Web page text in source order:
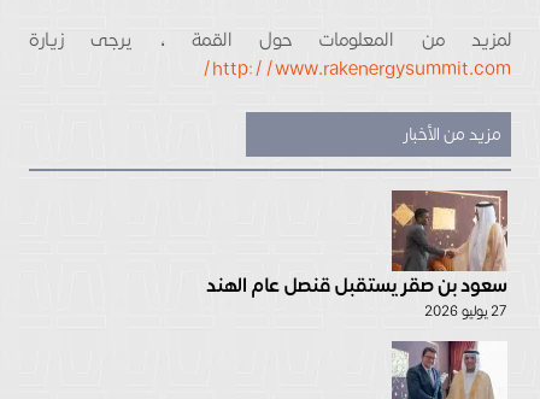
لمزيد من المعلومات حول القمة ، يرجى زيارة
http://www.rakenergysummit.com/
مزيد من الأخبار
سعود بن صقر يستقبل قنصل عام الهند
27 يوليو 2026